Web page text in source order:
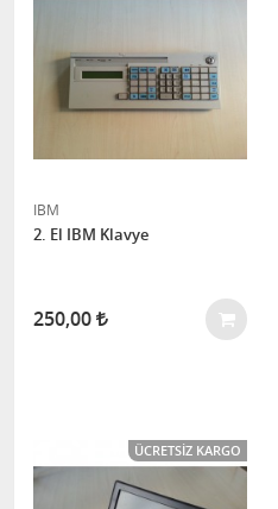
IBM
2. El IBM Klavye
250,00
ÜCRETSIZ KARGO